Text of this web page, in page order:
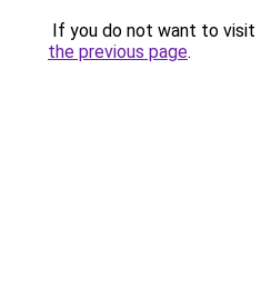
If you do not want to visit
the previous page.